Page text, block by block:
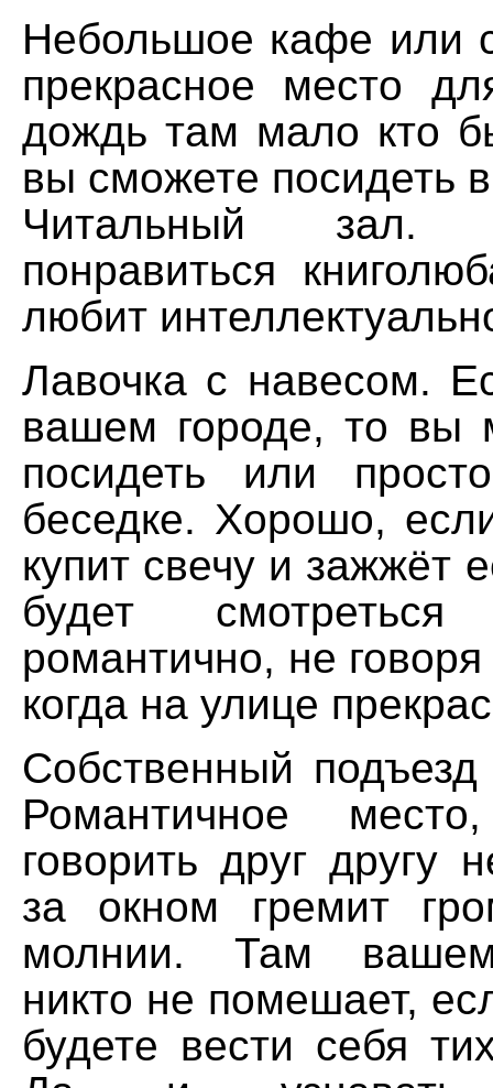
Небольшое кафе или
прекрасное место
дождь там мало кто
вы сможете посидеть
Читальный
понравиться
любит
Лавочка с навесом.
вашем городе, то вы
посидеть или
беседке. Хорошо,
купит свечу и зажжёт
будет
романтично, не
когда на улице
Собственный
Романтичное
говорить друг другу
за окном гремит
молнии. Там
никто не помешает,
будете вести себя